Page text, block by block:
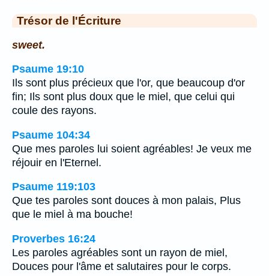
Trésor de l'Écriture
sweet.
Psaume 19:10
Ils sont plus précieux que l'or, que beaucoup d'or
fin; Ils sont plus doux que le miel, que celui qui
coule des rayons.
Psaume 104:34
Que mes paroles lui soient agréables! Je veux me
réjouir en l'Eternel.
Psaume 119:103
Que tes paroles sont douces à mon palais, Plus
que le miel à ma bouche!
Proverbes 16:24
Les paroles agréables sont un rayon de miel,
Douces pour l'âme et salutaires pour le corps.